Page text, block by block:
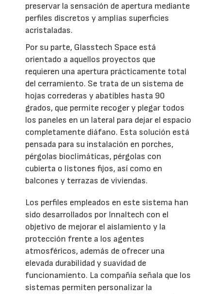
preservar la sensación de apertura mediante
perfiles discretos y amplias superficies
acristaladas.
Por su parte, Glasstech Space está
orientado a aquellos proyectos que
requieren una apertura prácticamente total
del cerramiento. Se trata de un sistema de
hojas correderas y abatibles hasta 90
grados, que permite recoger y plegar todos
los paneles en un lateral para dejar el espacio
completamente diáfano. Esta solución está
pensada para su instalación en porches,
pérgolas bioclimáticas, pérgolas con
cubierta o listones fijos, así como en
balcones y terrazas de viviendas.
Los perfiles empleados en este sistema han
sido desarrollados por Innaltech con el
objetivo de mejorar el aislamiento y la
protección frente a los agentes
atmosféricos, además de ofrecer una
elevada durabilidad y suavidad de
funcionamiento. La compañía señala que los
sistemas permiten personalizar la